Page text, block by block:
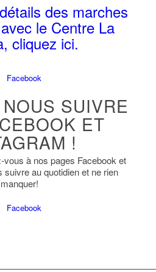
des marches
le Centre La
cliquez ici.
SUIVRE
ET
!
vous à nos pages Facebook et
suivre au quotidien et ne rien
manquer!